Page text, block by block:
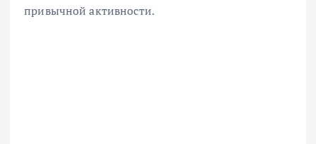
привычной активности.